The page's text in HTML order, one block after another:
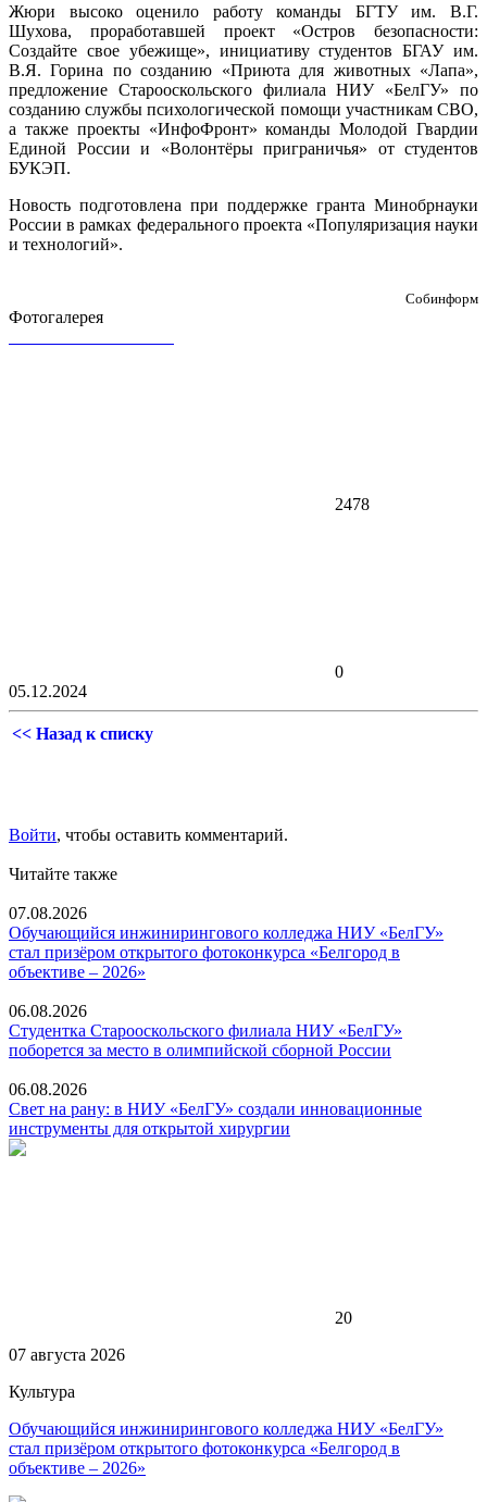
Жюри высоко оценило работу команды БГТУ им. В.Г.
Шухова, проработавшей проект «Остров безопасности:
Создайте свое убежище», инициативу студентов БГАУ им.
В.Я. Горина по созданию «Приюта для животных «Лапа»,
предложение Старооскольского филиала НИУ «БелГУ» по
созданию службы психологической помощи участникам СВО,
а также проекты «ИнфоФронт» команды Молодой Гвардии
Единой России и «Волонтёры приграничья» от студентов
БУКЭП.
Новость подготовлена при поддержке гранта Минобрнауки
России в рамках федерального проекта «Популяризация науки
и технологий».
Собинформ
Фотогалерея
2478
0
05.12.2024
<< Назад к списку
Войти, чтобы оставить комментарий.
Читайте также
07.08.2026
Обучающийся инжинирингового колледжа НИУ «БелГУ»
стал призёром открытого фотоконкурса «Белгород в
объективе – 2026»
06.08.2026
Студентка Старооскольского филиала НИУ «БелГУ»
поборется за место в олимпийской сборной России
06.08.2026
Свет на рану: в НИУ «БелГУ» создали инновационные
инструменты для открытой хирургии
20
07 августа 2026
Культура
Обучающийся инжинирингового колледжа НИУ «БелГУ»
стал призёром открытого фотоконкурса «Белгород в
объективе – 2026»